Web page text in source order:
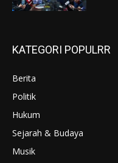
KATEGORI POPULRR
Berita
Politik
Hukum
Sejarah & Budaya
Musik